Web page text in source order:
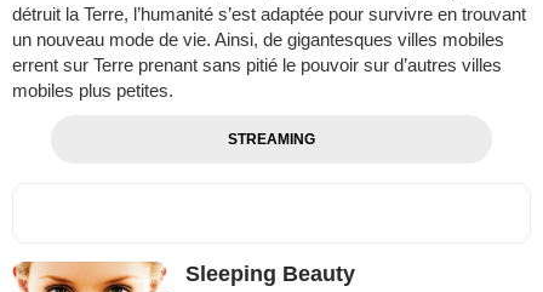
détruit la Terre, l’humanité s’est adaptée pour survivre en trouvant
un nouveau mode de vie. Ainsi, de gigantesques villes mobiles
errent sur Terre prenant sans pitié le pouvoir sur d’autres villes
mobiles plus petites.
STREAMING
Sleeping Beauty